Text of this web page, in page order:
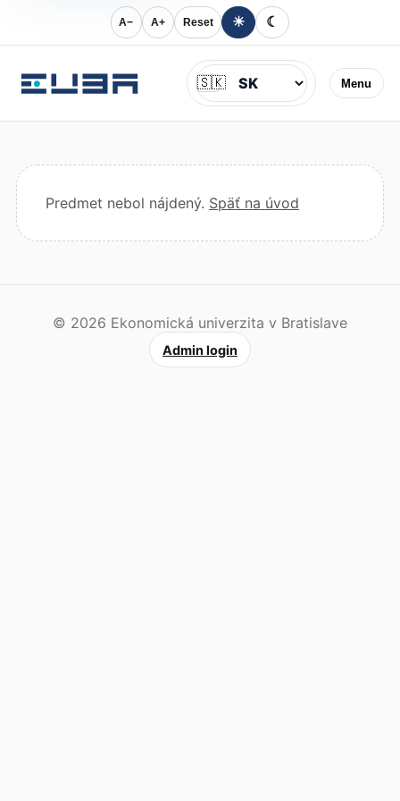
A− A+ Reset ☀ ☾
Menu
Jazyk
🇸🇰
Predmet nebol nájdený. Späť na úvod
© 2026 Ekonomická univerzita v Bratislave
Admin login